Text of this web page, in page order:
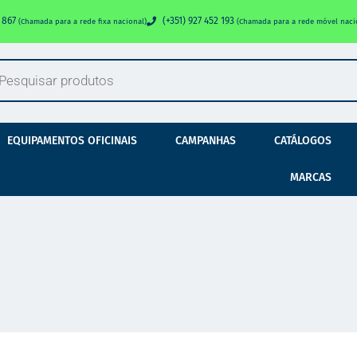
867 (Chamada para a rede fixa nacional) (+351) 927 452 193 (Chamada para a rede móvel
EQUIPAMENTOS OFICINAIS CAMPANHAS CATÁLOGOS
MARCAS